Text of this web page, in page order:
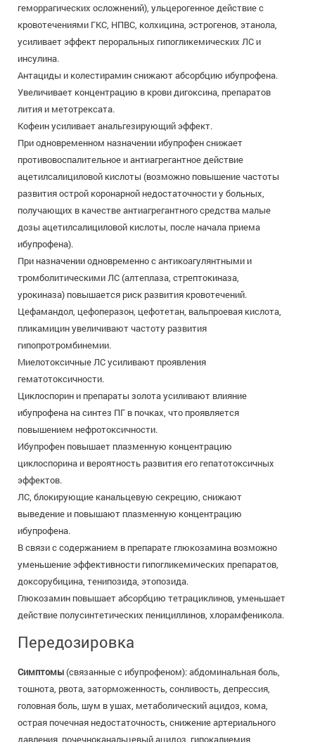
геморрагических осложнений), ульцерогенное действие с
кровотечениями ГКС, НПВС, колхицина, эстрогенов, этанола,
усиливает эффект пероральных гипогликемических ЛС и
инсулина.
Антациды и колестирамин снижают абсорбцию ибупрофена.
Увеличивает концентрацию в крови дигоксина, препаратов
лития и метотрексата.
Кофеин усиливает анальгезирующий эффект.
При одновременном назначении ибупрофен снижает
противовоспалительное и антиагрегантное действие
ацетилсалициловой кислоты (возможно повышение частоты
развития острой коронарной недостаточности у больных,
получающих в качестве антиагрегантного средства малые
дозы ацетилсалициловой кислоты, после начала приема
ибупрофена).
При назначении одновременно с антикоагулянтными и
тромболитическими ЛС (алтеплаза, стрептокиназа,
урокиназа) повышается риск развития кровотечений.
Цефамандол, цефоперазон, цефотетан, вальпроевая кислота,
пликамицин увеличивают частоту развития
гипопротромбинемии.
Миелотоксичные ЛС усиливают проявления
гематотоксичности.
Циклоспорин и препараты золота усиливают влияние
ибупрофена на синтез ПГ в почках, что проявляется
повышением нефротоксичности.
Ибупрофен повышает плазменную концентрацию
циклоспорина и вероятность развития его гепатотоксичных
эффектов.
ЛС, блокирующие канальцевую секрецию, снижают
выведение и повышают плазменную концентрацию
ибупрофена.
В связи с содержанием в препарате глюкозамина возможно
уменьшение эффективности гипогликемических препаратов,
доксорубицина, тенипозида, этопозида.
Глюкозамин повышает абсорбцию тетрациклинов, уменьшает
действие полусинтетических пенициллинов, хлорамфеникола.
Передозировка
Симптомы(связанные с ибупрофеном): абдоминальная боль,
тошнота, рвота, заторможен­ность, сонливость, депрессия,
головная боль, шум в ушах, метаболический ацидоз, кома,
острая почечная недостаточность, снижение артериального
давления, почечноканальцевый ацидоз, гипокалиемия,